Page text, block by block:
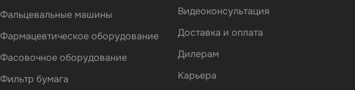
Фальцевальные машины
Фармацевтическое оборудование
Фасовочноe оборудование
Фильтр бумага
Видеоконсультация
Доставка и оплата
Дилерам
Карьера